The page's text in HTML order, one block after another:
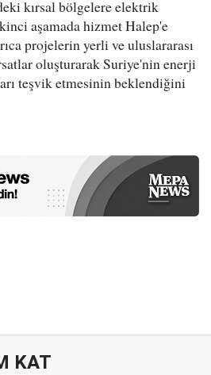
kırsal bölgelere elektrik
aşamada hizmet Halep'e
projelerin yerli ve uluslararası
oluşturarak Suriye'nin enerji
teşvik etmesinin beklendiğini
KAT